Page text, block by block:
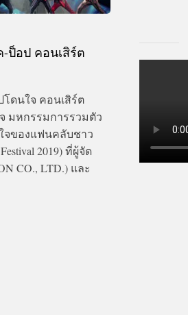
-ป็อป คอนเสิร์ต
โดนใจ คอนเสิร์ต
มหกรรมการรวมตัว
จของแฟนคลับชาว
2019) ที่ผู้จัด
CO., LTD.) และ